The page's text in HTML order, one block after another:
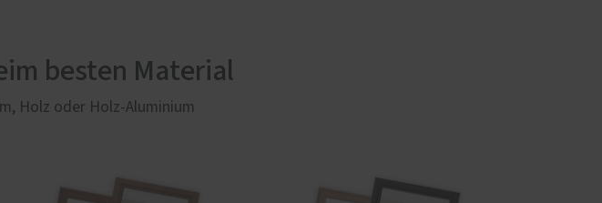
besten Material
Holz oder Holz-Aluminium